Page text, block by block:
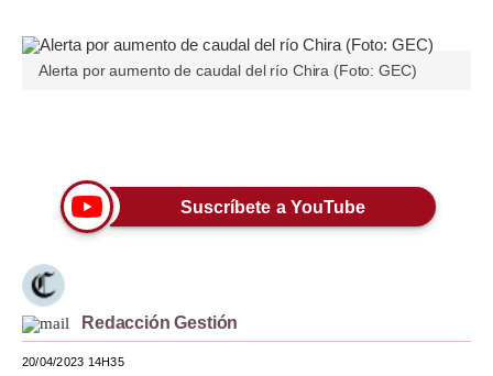
Plus G
Pregunta de hoy
Tendencias
Lujo
Viajes
Alerta por aumento de caudal del río Chira (Foto: GEC)
Suscríbete a YouTube
Redacción Gestión
20/04/2023 14H35